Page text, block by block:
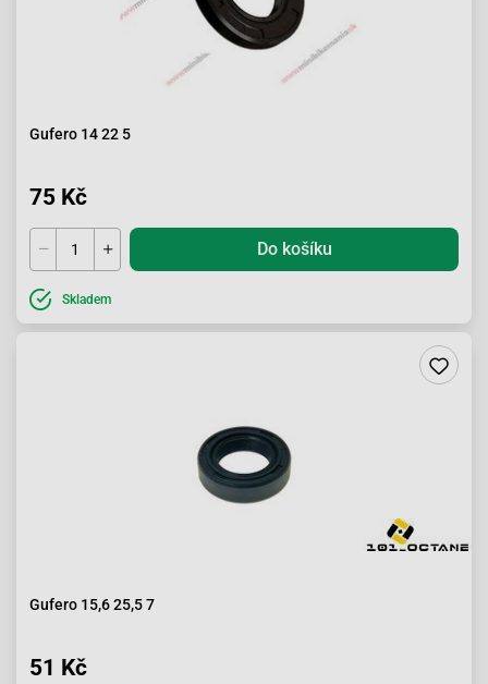
Gufero 14 22 5
75 Kč
Do košíku
Skladem
Gufero 15,6 25,5 7
51 Kč